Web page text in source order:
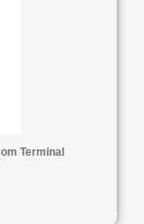
Terminal